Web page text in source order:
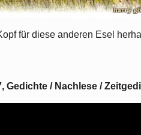
für diese anderen Esel
Gedichte / Nachlese /